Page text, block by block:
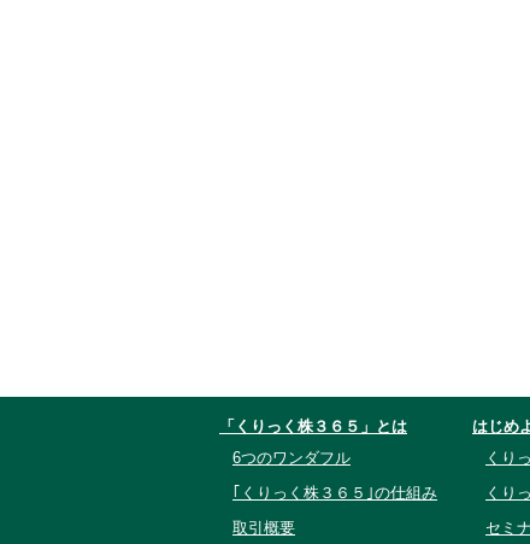
「くりっく株３６５」とは
6つのワンダフル
｢くりっく株３６５｣の仕組み
取引概要
はじめ
くり
くり
セミ